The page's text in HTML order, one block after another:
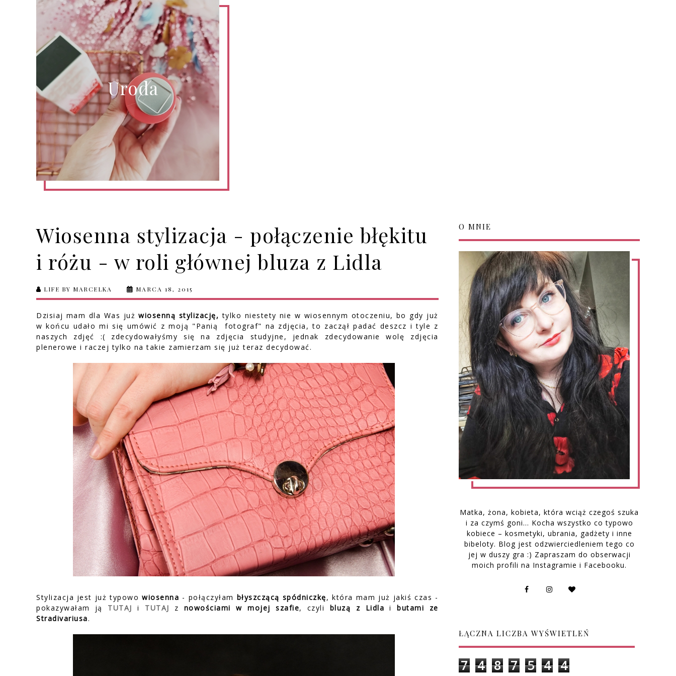
Uroda
Wiosenna stylizacja - połączenie błękitu
i różu - w roli głównej bluza z Lidla
LIFE BY MARCELKA MARCA 18, 2015
Dzisiaj mam dla Was już wiosenną stylizację, tylko niestety nie w wiosennym otoczeniu, bo gdy już
w końcu udało mi się umówić z moją "Panią fotograf" na zdjęcia, to zaczął padać deszcz i tyle z
naszych zdjęć :( zdecydowałyśmy się na zdjęcia studyjne, jednak zdecydowanie wolę zdjęcia
plenerowe i raczej tylko na takie zamierzam się już teraz decydować.
Stylizacja jest już typowo wiosenna - połączyłam błyszczącą spódniczkę, która mam już jakiś czas -
pokazywałam ją
TUTAJ i TUTAJ z nowościami w mojej szafie, czyli bluzą z Lidla ibutami ze
Stradivariusa.
O MNIE
Matka, żona, kobieta, która wciąż czegoś szuka
i za czymś goni… Kocha wszystko co typowo
kobiece – kosmetyki, ubrania, gadżety i inne
bibeloty. Blog jest odzwierciedleniem tego co
jej w duszy gra :) Zapraszam do obserwacji
moich profili na Instagramie i Facebooku.
ŁĄCZNA LICZBA WYŚWIETLEŃ
7 4 8 7 5 4 4